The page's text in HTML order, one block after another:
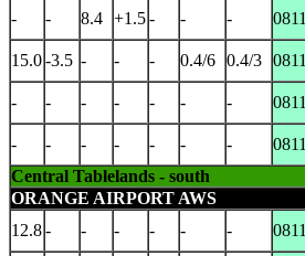
- - 8.4 +1.5- - - 0811
15.0-3.5 - - - 0.4/6 0.4/3 0811
- - - - - - - 0811
- - - - - - - 0811
Central Tablelands - south
ORANGE AIRPORT AWS
12.8- - - - - - 0811